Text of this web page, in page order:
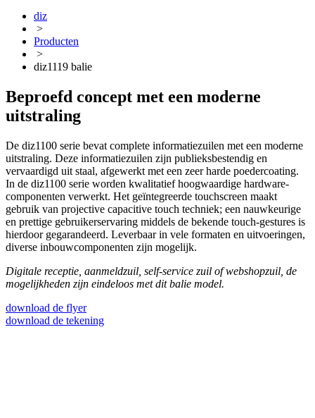
diz
>
Producten
>
diz1119 balie
Beproefd concept met een moderne
uitstraling
De diz1100 serie bevat complete informatiezuilen met een moderne
uitstraling. Deze informatiezuilen zijn publieksbestendig en
vervaardigd uit staal, afgewerkt met een zeer harde poedercoating.
In de diz1100 serie worden kwalitatief hoogwaardige hardware-
componenten verwerkt. Het geïntegreerde touchscreen maakt
gebruik van projective capacitive touch techniek; een nauwkeurige
en prettige gebruikerservaring middels de bekende touch-gestures is
hierdoor gegarandeerd. Leverbaar in vele formaten en uitvoeringen,
diverse inbouwcomponenten zijn mogelijk.
Digitale receptie, aanmeldzuil, self-service zuil of webshopzuil, de
mogelijkheden zijn eindeloos met dit balie model.
download de flyer
download de tekening